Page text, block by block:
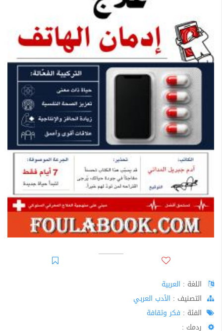
اللغة : العربية
اﻟﺘﺼﻨﻴﻒ : الأدب العربي
الفئة : فكر وثقافة
ردمك :